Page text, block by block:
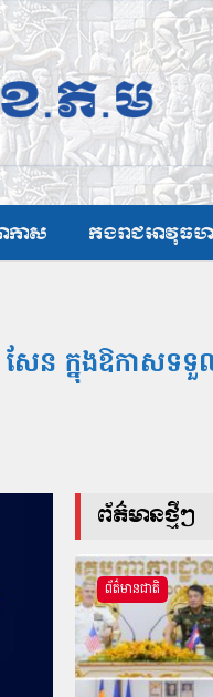
កាស កងរាជអាវុធហ
ន ក្នុងឱកាសទទួល
ព័ត៌មានថ្មីៗ
ព័ត៌មានជាតិ